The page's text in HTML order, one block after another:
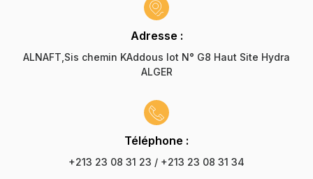
Adresse :
ALNAFT,Sis chemin KAddous lot N° G8 Haut Site Hydra
ALGER
Téléphone :
+213 23 08 31 23 / +213 23 08 31 34